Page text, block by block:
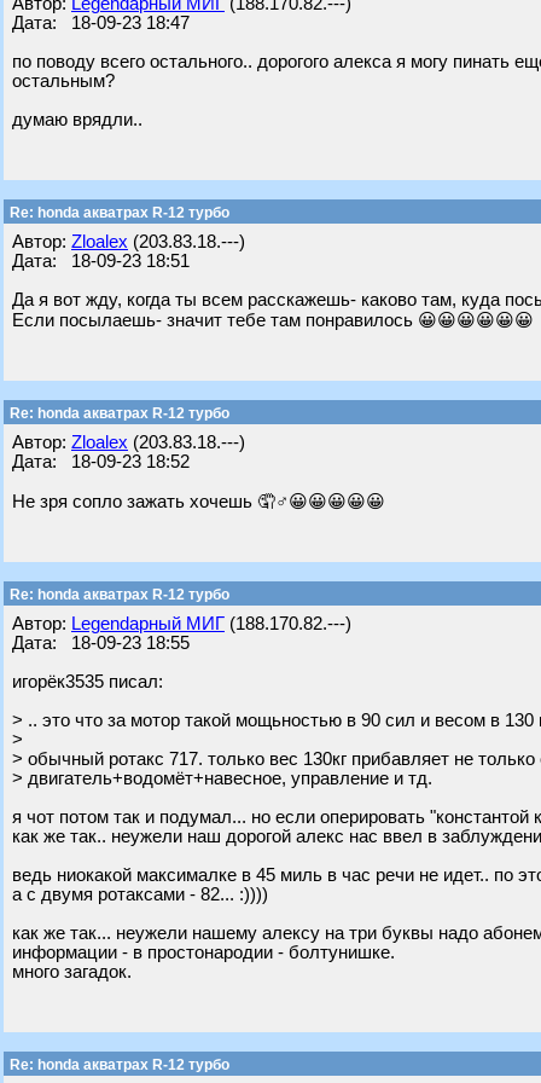
Дата: 18-09-23 18:47
по поводу всего остального.. дорогого алекса я могу пинать
остальным?
думаю врядли..
Re: honda акватрах R-12 турбо
Автор: Zloalex (203.83.18.---)
Дата: 18-09-23 18:51
Да я вот жду, когда ты всем расскажешь- каково там, куда
Если посылаешь- значит тебе там понравилось 😀😀😀😀😀😀
Re: honda акватрах R-12 турбо
Автор: Zloalex (203.83.18.---)
Дата: 18-09-23 18:52
Не зря сопло зажать хочешь 🤦♂😀😀😀😀😀
Re: honda акватрах R-12 турбо
Автор: Legendарный МИГ (188.170.82.---)
Дата: 18-09-23 18:55
игорёк3535 писал:
> .. это что за мотор такой мощьностью в 90 сил и весом в 130
>
> обычный ротакс 717. только вес 130кг прибавляет не только
> двигатель+водомёт+навесное, управление и тд.
я чот потом так и подумал... но если оперировать
как же так.. неужели наш дорогой алекс нас ввел в
ведь ниокакой максималке в 45 миль в час речи не идет.. по
а с двумя ротаксами - 82... :))))
как же так... неужели нашему алексу на три буквы надо
информации - в простонародии - болтунишке.
много загадок.
Re: honda акватрах R-12 турбо